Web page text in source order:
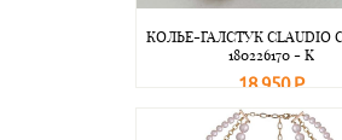
КОЛЬЕ-ГАЛСТУК CLAUDIO
180226170 - K
18 950 Р
В корзину